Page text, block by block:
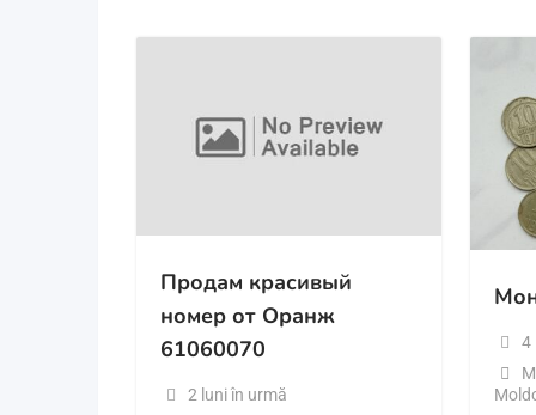
Продам красивый
номер от Оранж
61060070
2 luni în urmă
4